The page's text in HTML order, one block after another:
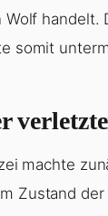
handelt.
somit
machte
Zustand